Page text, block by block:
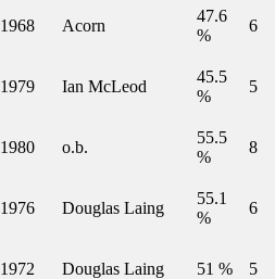
1968 Acorn
47.6
%
6
1979 Ian McLeod
45.5
%
5
1980 o.b.
55.5
%
8
1976 Douglas Laing
55.1
%
6
1972 Douglas Laing 51 % 5